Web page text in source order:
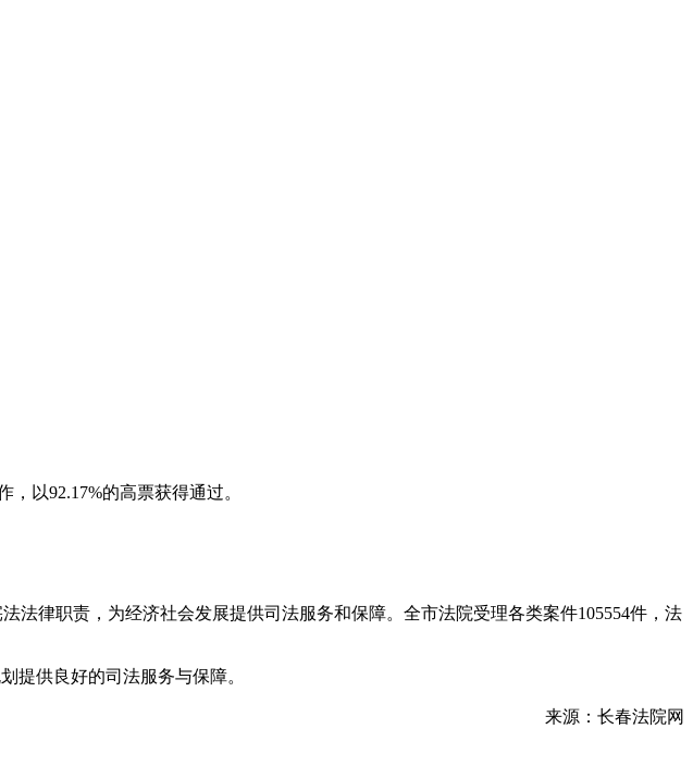
以92.17%的高票获得通过。
法律职责，为经济社会发展提供司法服务和保障。全市法院受理各类案件105554件，法
提供良好的司法服务与保障。
来源：长春法院网